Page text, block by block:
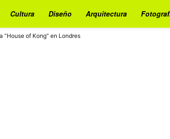
Cultura Diseño Arquitectura
of Kong” en Londres